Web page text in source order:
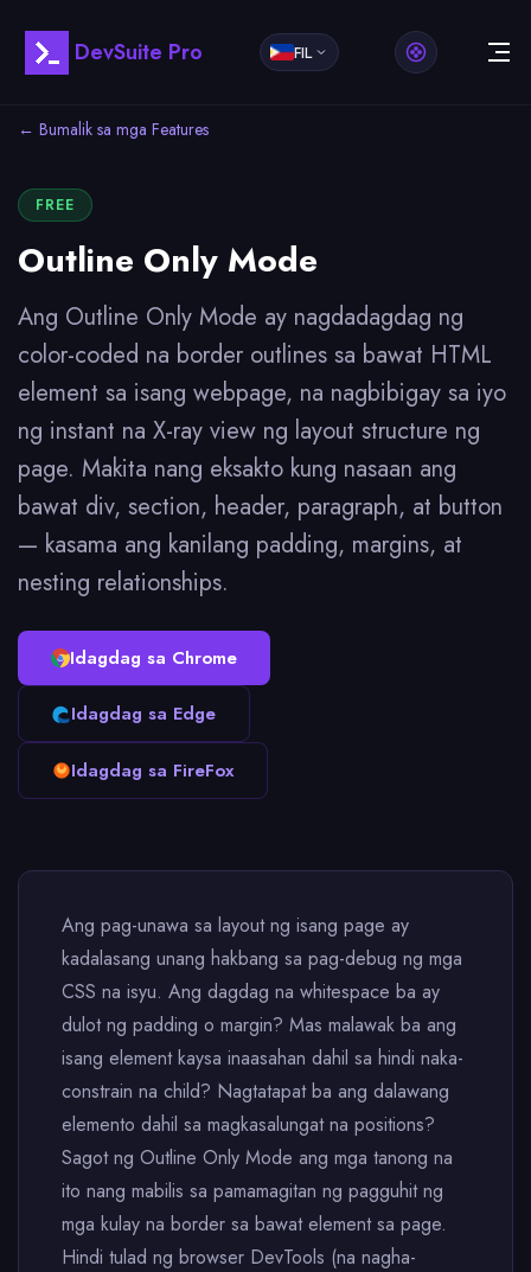
DevSuite Pro FIL
← Bumalik sa mga Features
FREE
Outline Only Mode
Ang Outline Only Mode ay nagdadagdag ng
color-coded na border outlines sa bawat HTML
element sa isang webpage, na nagbibigay sa iyo
ng instant na X-ray view ng layout structure ng
page. Makita nang eksakto kung nasaan ang
bawat div, section, header, paragraph, at button
— kasama ang kanilang padding, margins, at
nesting relationships.
Idagdag sa Chrome
Idagdag sa Edge
Idagdag sa FireFox
Ang pag-unawa sa layout ng isang page ay
kadalasang unang hakbang sa pag-debug ng mga
CSS na isyu. Ang dagdag na whitespace ba ay
dulot ng padding o margin? Mas malawak ba ang
isang element kaysa inaasahan dahil sa hindi naka-
constrain na child? Nagtatapat ba ang dalawang
elemento dahil sa magkasalungat na positions?
Sagot ng Outline Only Mode ang mga tanong na
ito nang mabilis sa pamamagitan ng pagguhit ng
mga kulay na border sa bawat element sa page.
Hindi tulad ng browser DevTools (na nagha-